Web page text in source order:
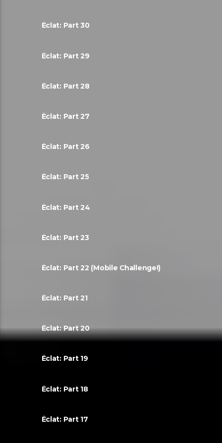
Éclat: Part 30
Éclat: Part 29
Éclat: Part 28
Éclat: Part 27
Éclat: Part 26
Éclat: Part 25
Éclat: Part 24
Éclat: Part 23
Éclat: Part 22 (Mobile Challenge!)
Éclat: Part 21
Éclat: Part 20
Éclat: Part 19
Éclat: Part 18
Éclat: Part 17